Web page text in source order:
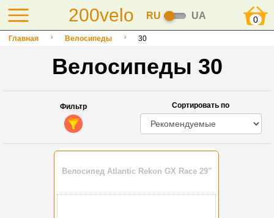
200velo RU UA 0
Главная Велосипеды 30
Велосипеды 30
Фильтр Сортировать по
Велосипед Atlantic Rekon GX Race 29"